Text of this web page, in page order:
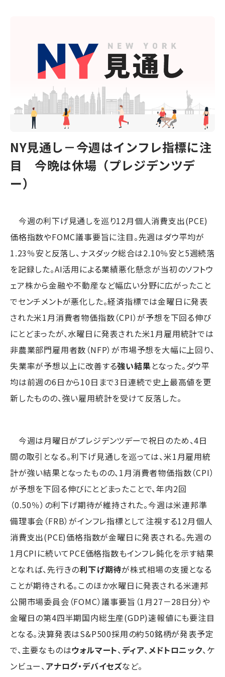
NY見通し－今週はインフレ指標に注
目 今晩は休場（プレジデンツデ
ー）
今週の利下げ見通しを巡り12月個人消費支出(PCE)
価格指数やFOMC議事要旨に注目。先週はダウ平均が
1.23％安と反落し、ナスダック総合は2.10％安と5週続落
を記録した。AI活用による業績悪化懸念が当初のソフトウ
ェア株から金融や不動産など幅広い分野に広がったこと
でセンチメントが悪化した。経済指標では金曜日に発表
された米1月消費者物価指数（CPI）が予想を下回る伸び
にとどまったが、水曜日に発表された米1月雇用統計では
非農業部門雇用者数（NFP）が市場予想を大幅に上回り、
失業率が予想以上に改善する強い結果となった。ダウ平
均は前週の6日から10日まで3日連続で史上最高値を更
新したものの、強い雇用統計を受けて反落した。
今週は月曜日がプレジデンツデーで祝日のため、4日
間の取引となる。利下げ見通しを巡っては、米1月雇用統
計が強い結果となったものの、1月消費者物価指数（CPI）
が予想を下回る伸びにとどまったことで、年内2回
（0.50％）の利下げ期待が維持された。今週は米連邦準
備理事会（FRB）がインフレ指標として注視する12月個人
消費支出(PCE)価格指数が金曜日に発表される。先週の
1月CPIに続いてPCE価格指数もインフレ鈍化を示す結果
となれば、先行きの利下げ期待が株式相場の支援となる
ことが期待される。このほか水曜日に発表される米連邦
公開市場委員会（FOMC）議事要旨（1月27－28日分）や
金曜日の第4四半期国内総生産(GDP)速報値にも要注目
となる。決算発表はS&P500採用の約50銘柄が発表予定
で、主要なものはウォルマート、 ディア、 メドトロニック、ケ
ンビュー、 アナログ・デバイセズなど。